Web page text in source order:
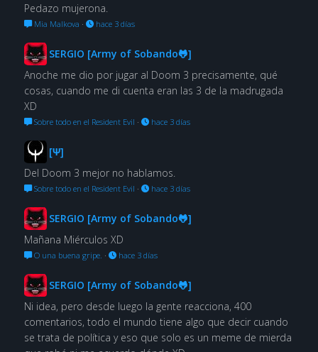
Pedazo mujerona.
Mia Malkova · hace 3 días
SERGIO [Army of Sobando🐸]
Anoche me dio por jugar al Doom 3 precisamente, qué
cosas, cuando me di cuenta eran las 3 de la madrugada
XD
Sobre todo en el Resident Evil · hace 3 días
[Ψ]
Del Doom 3 mejor no hablamos.
Sobre todo en el Resident Evil · hace 3 días
SERGIO [Army of Sobando🐸]
Mañana Miérculos XD
O una buena gripe. · hace 3 días
SERGIO [Army of Sobando🐸]
Ni idea, pero desde luego la gente reacciona, 400
comentarios, todo el mundo tiene algo que decir cuando
se trata de política y eso que solo es un meme de mierda